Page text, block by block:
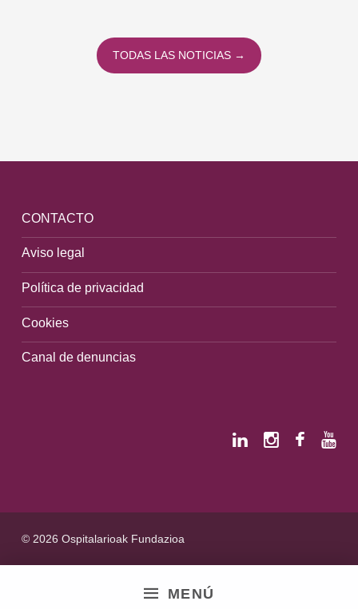
MENÚ
TODAS LAS NOTICIAS →
CONTACTO
Aviso legal
Política de privacidad
Cookies
Canal de denuncias
© 2026 Ospitalarioak Fundazioa